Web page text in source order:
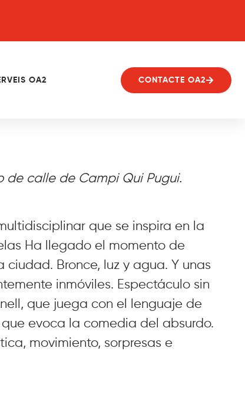
OA2 CONTACTE OA2
de calle de Campi Qui Pugui.
que se inspira en la
Ha llegado el momento de
Bronce, luz y agua. Y unas
inmóviles. Espectáculo sin
que juega con el lenguaje de
que evoca la comedia del absurdo.
movimiento, sorpresas e